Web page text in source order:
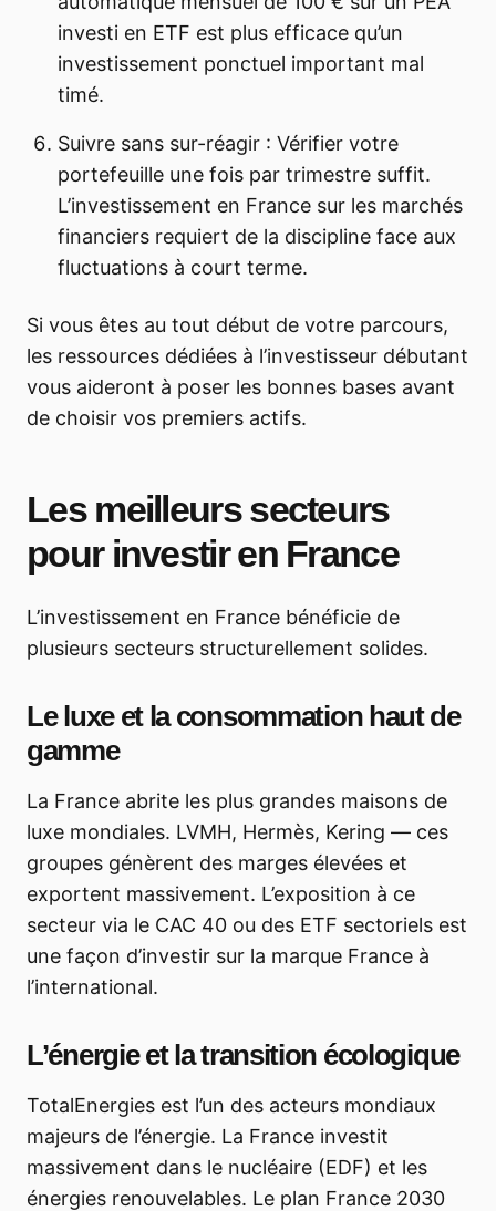
investi en ETF est plus efficace qu’un
investissement ponctuel important mal
timé.
Suivre sans sur-réagir : Vérifier votre
portefeuille une fois par trimestre suffit.
L’investissement en France sur les marchés
financiers requiert de la discipline face aux
fluctuations à court terme.
Si vous êtes au tout début de votre parcours,
les ressources dédiées à l’investisseur débutant
vous aideront à poser les bonnes bases avant
de choisir vos premiers actifs.
Les meilleurs secteurs
pour investir en France
L’investissement en France bénéficie de
plusieurs secteurs structurellement solides.
Le luxe et la consommation haut de
gamme
La France abrite les plus grandes maisons de
luxe mondiales. LVMH, Hermès, Kering — ces
groupes génèrent des marges élevées et
exportent massivement. L’exposition à ce
secteur via le CAC 40 ou des ETF sectoriels est
une façon d’investir sur la marque France à
l’international.
L’énergie et la transition écologique
TotalEnergies est l’un des acteurs mondiaux
majeurs de l’énergie. La France investit
massivement dans le nucléaire (EDF) et les
énergies renouvelables. Le plan France 2030